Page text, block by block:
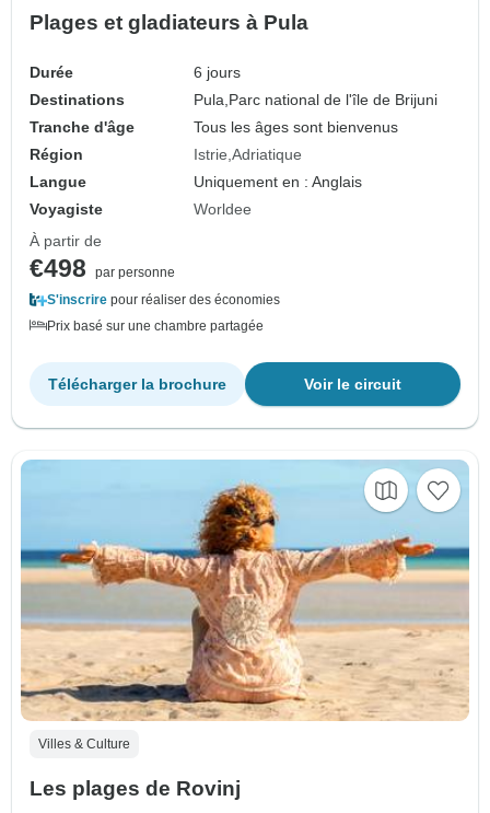
Plages et gladiateurs à Pula
Durée
6 jours
Destinations
Pula, Parc national de l'île de Brijuni
Tranche d'âge
Tous les âges sont bienvenus
Région
Istrie Adriatique
Langue
Uniquement en : Anglais
Voyagiste
Worldee
À partir de
€498
par personne
S'inscrire pour réaliser des économies
Prix basé sur une chambre partagée
Voir le circuit
Télécharger la brochure
Villes & Culture
Les plages de Rovinj